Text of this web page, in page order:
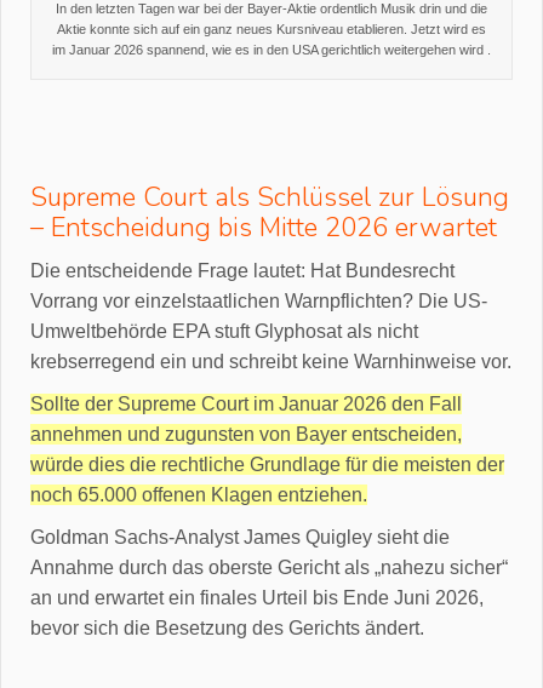
In den letzten Tagen war bei der Bayer-Aktie ordentlich Musik drin und die
Aktie konnte sich auf ein ganz neues Kursniveau etablieren. Jetzt wird es
im Januar 2026 spannend, wie es in den USA gerichtlich weitergehen wird .
Supreme Court als Schlüssel zur Lösung
– Entscheidung bis Mitte 2026 erwartet
Die entscheidende Frage lautet: Hat Bundesrecht
Vorrang vor einzelstaatlichen Warnpflichten? Die US-
Umweltbehörde EPA stuft Glyphosat als nicht
krebserregend ein und schreibt keine Warnhinweise vor.
Sollte der Supreme Court im Januar 2026 den Fall
annehmen und zugunsten von Bayer entscheiden,
würde dies die rechtliche Grundlage für die meisten der
noch 65.000 offenen Klagen entziehen.
Goldman Sachs-Analyst James Quigley sieht die
Annahme durch das oberste Gericht als „nahezu sicher“
an und erwartet ein finales Urteil bis Ende Juni 2026,
bevor sich die Besetzung des Gerichts ändert.